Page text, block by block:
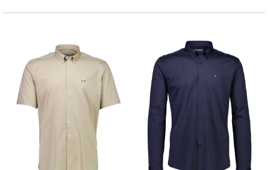
varianter.
Mulighederne
kan
vælges
på
varesiden
varianter.
Mulighederne
varesiden